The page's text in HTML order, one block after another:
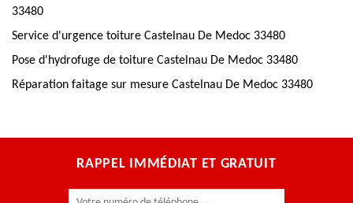
33480
Service d'urgence toiture Castelnau De Medoc 33480
Pose d'hydrofuge de toiture Castelnau De Medoc 33480
Réparation faitage sur mesure Castelnau De Medoc 33480
RAPPEL IMMÉDIAT ET GRATUIT